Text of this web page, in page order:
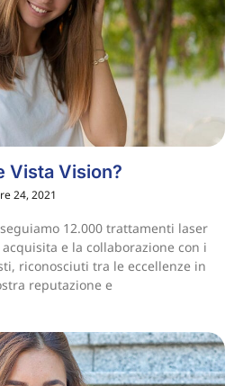
Vista Vision?
24, 2021
12.000 trattamenti laser
acquisita e la collaborazione con i
riconosciuti tra le eccellenze in
reputazione e